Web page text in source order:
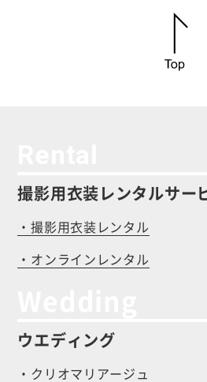
撮影用衣装レンタルサー
・撮影用衣装レンタル
・オンラインレンタル
ウエディング
・クリオマリアージュ